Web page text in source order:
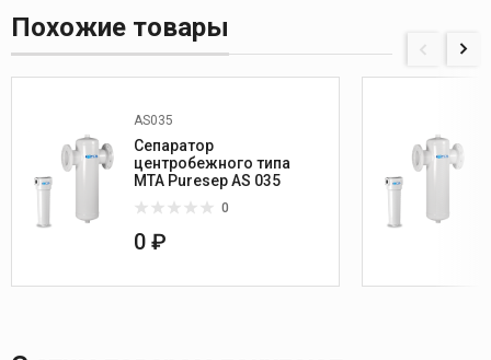
Похожие товары
AS035
Сепаратор
центробежного типа
МТА Puresep AS 035
0
0 ₽